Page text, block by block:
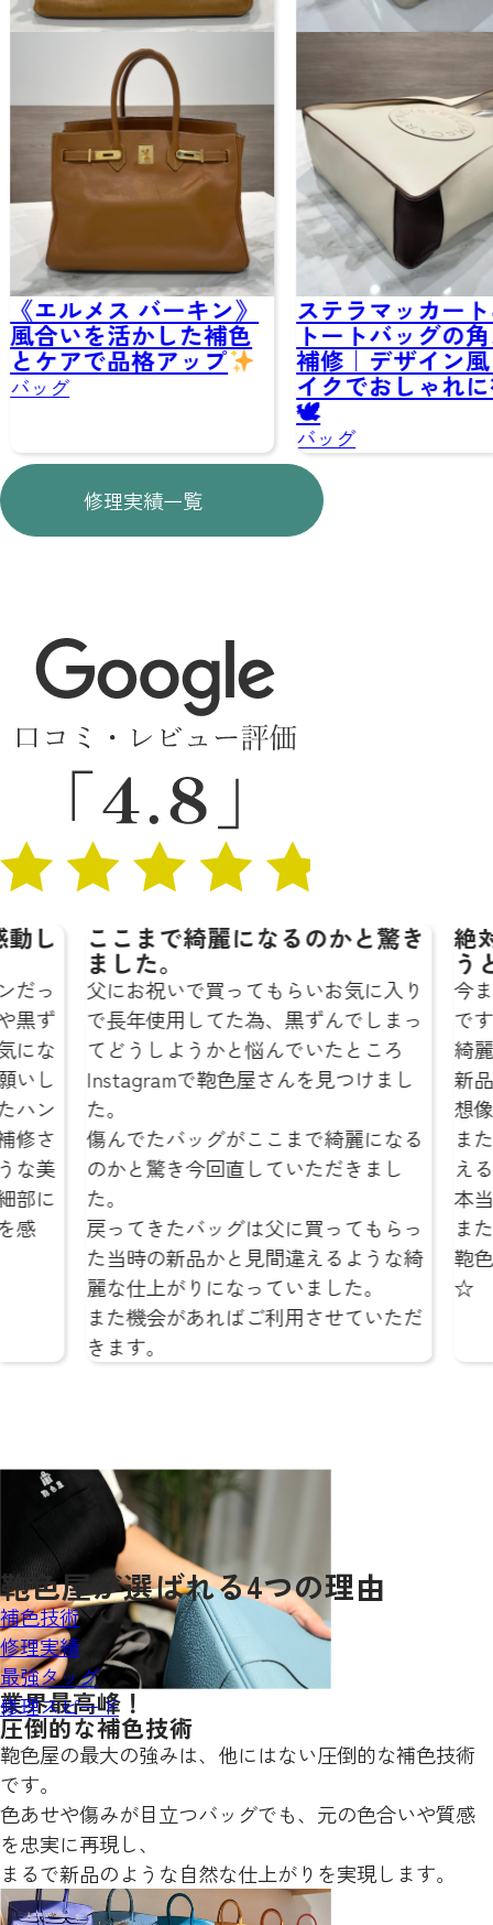
エルメス バーキン》
合いを活かした補色
ケアで品格アップ
ッグ
ステラマッカート
トートバッグの角
補修｜デザイン風
イクでおしゃれに
🕊
バッグ
修理実績一覧
し
っ
ず
な
し
ン
さ
美
に
ここまで綺麗になるのかと驚き
ました。
父にお祝いで買ってもらいお気に入り
で長年使用してた為、黒ずんでしまっ
てどうしようかと悩んでいたところ
Instagramで鞄色屋さんを見つけまし
た。
傷んでたバッグがここまで綺麗になる
のかと驚き今回直していただきまし
た。
戻ってきたバッグは父に買ってもらっ
た当時の新品かと見間違えるような綺
麗な仕上がりになっていました。
また機会があればご利用させていただ
きます。
絶
う
今
で
綺
新
想
ま
え
本
ま
鞄
☆
鞄色屋が選ばれる4つの理由
補色技術
修理実績
最強タッグ
修理スピード
業界最高峰！
圧倒的な補色技術
鞄色屋の最大の強みは、他にはない圧倒的な補色技術
です。
色あせや傷みが目立つバッグでも、元の色合いや質感
を忠実に再現し、
まるで新品のような自然な仕上がりを実現します。